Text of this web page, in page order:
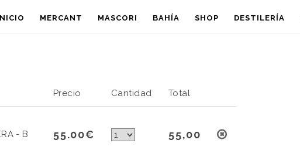
MERCANT MASCORI BAHÍA SHOP DESTILERÍA
Precio Cantidad Total
- B 55.00€ 55,00